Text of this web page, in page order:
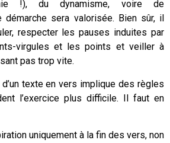
!), du dynamisme, voire de
démarche sera valorisée. Bien sûr, il
respecter les pauses induites par
virgules et les points et veiller à
pas trop vite.
texte en vers implique des règles
l’exercice plus difficile. Il faut en
uniquement à la fin des vers, non